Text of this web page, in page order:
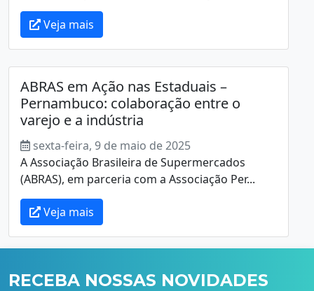
Veja mais
ABRAS em Ação nas Estaduais –
Pernambuco: colaboração entre o
varejo e a indústria
sexta-feira, 9 de maio de 2025
A Associação Brasileira de Supermercados
(ABRAS), em parceria com a Associação Per...
Veja mais
RECEBA NOSSAS NOVIDADES